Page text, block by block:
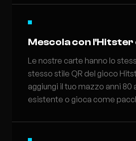
Mescola con
Le nostre carte hanno lo
stesso stile QR del gioco
aggiungi il tuo mazzo anni 80
esistente o gioca come